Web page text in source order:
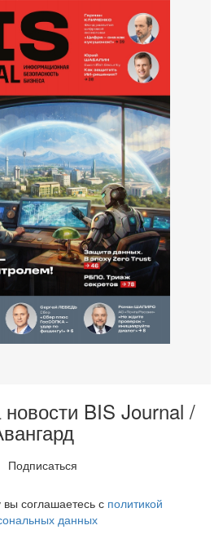
BIS Journal /
Подписаться
соглашаетесь с политикой
данных